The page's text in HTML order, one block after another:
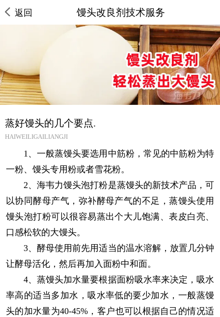
返回 馒头改良剂技术服务
蒸好馒头的几个要点.
HAIWEILIGAILIANGJI
1、一般蒸馒头要选用中筋粉，常见的中筋粉为特
一粉、馒头专用粉或者雪花粉。
2、海韦力馒头泡打粉是蒸馒头的新技术产品，可
以协同酵母产气，弥补酵母产气的不足，蒸馒头使用
馒头泡打粉可以很容易蒸出个大儿饱满、表皮白亮、
口感松软的大馒头。
3、酵母使用前先用适当的温水溶解，放置几分钟
让酵母活化，然后再加入面粉中和面。
4、蒸馒头加水量要根据面粉吸水率来决定，吸水
率高的适当多加水，吸水率低的要少加水，一般蒸馒
头的加水量为40-45%，客户也可以根据自己的情况适